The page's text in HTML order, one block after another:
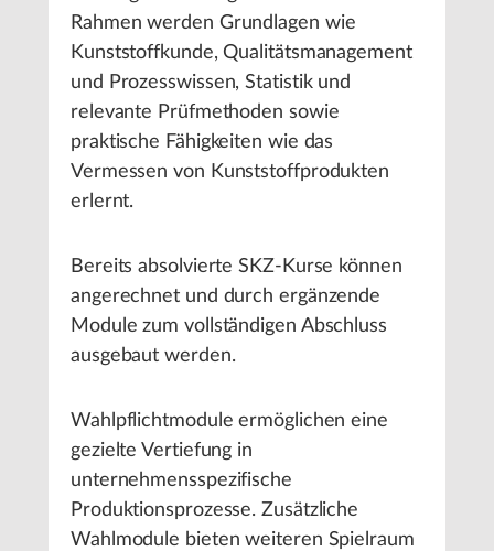
Rahmen werden Grundlagen wie
Kunststoffkunde, Qualitätsmanagement
und Prozesswissen, Statistik und
relevante Prüfmethoden sowie
praktische Fähigkeiten wie das
Vermessen von Kunststoffprodukten
erlernt.
Bereits absolvierte SKZ-Kurse können
angerechnet und durch ergänzende
Module zum vollständigen Abschluss
ausgebaut werden.
Wahlpflichtmodule ermöglichen eine
gezielte Vertiefung in
unternehmensspezifische
Produktionsprozesse. Zusätzliche
Wahlmodule bieten weiteren Spielraum